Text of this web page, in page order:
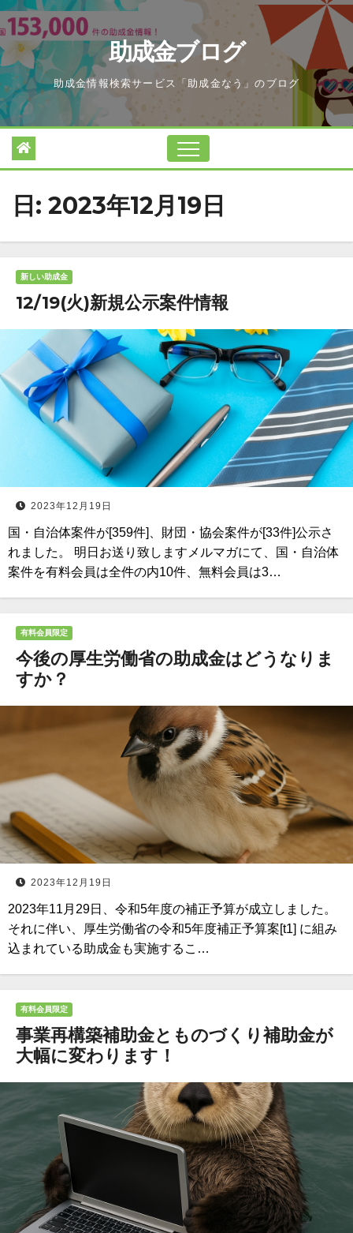
Skip
to
content
助成金ブログ
助成金情報検索サービス「助成金なう」のブログ
日: 2023年12月19日
新しい助成金
12/19(火)新規公示案件情報
2023年12月19日
国・自治体案件が[359件]、財団・協会案件が[33件]公示さ
れました。 明日お送り致しますメルマガにて、国・自治体
案件を有料会員は全件の内10件、無料会員は3…
有料会員限定
今後の厚生労働省の助成金はどうなりま
すか？
2023年12月19日
2023年11月29日、令和5年度の補正予算が成立しました。
それに伴い、厚生労働省の令和5年度補正予算案[t1] に組み
込まれている助成金も実施するこ…
有料会員限定
事業再構築補助金とものづくり補助金が
大幅に変わります！